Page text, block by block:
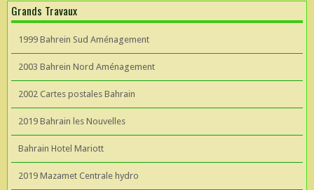
Grands Travaux
1999 Bahrein Sud Aménagement
2003 Bahrein Nord Aménagement
2002 Cartes postales Bahrain
2019 Bahrain les Nouvelles
Bahrain Hotel Mariott
2019 Mazamet Centrale hydro